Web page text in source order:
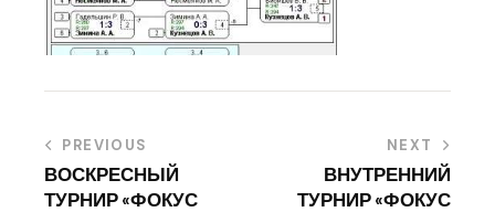
PREVIOUS
ВОСКРЕСНЫЙ
ТУРНИР «ФОКУС
NEXT
ВНУТРЕННИЙ
ТУРНИР «ФОКУС